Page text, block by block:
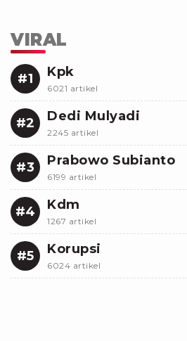
VIRAL
#1 Kpk
6021 artikel
#2 Dedi Mulyadi
2245 artikel
#3 Prabowo Subianto
6199 artikel
#4 Kdm
1267 artikel
#5 Korupsi
6024 artikel